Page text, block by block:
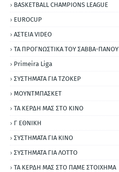
BASKETBALL CHAMPIONS LEAGUE
EUROCUP
ΑΣΤΕΙΑ VIDEO
ΤΑ ΠΡΟΓΝΩΣΤΙΚΑ ΤΟΥ ΣΑΒΒΑ-ΠΑΝΟΥ
Primeira Liga
ΣΥΣΤΗΜΑΤΑ ΓΙΑ ΤΖΟΚΕΡ
ΜΟΥΝΤΜΠΑΣΚΕΤ
ΤΑ ΚΕΡΔΗ ΜΑΣ ΣΤΟ ΚΙΝΟ
Γ ΕΘΝΙΚΗ
ΣΥΣΤΗΜΑΤΑ ΓΙΑ ΚΙΝΟ
ΣΥΣΤΗΜΑΤΑ ΓΙΑ ΛΟΤΤΟ
ΤΑ ΚΕΡΔΗ ΜΑΣ ΣΤΟ ΠΑΜΕ ΣΤΟΙΧΗΜΑ